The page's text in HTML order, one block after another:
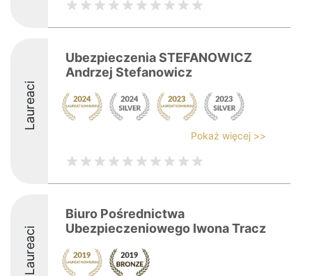
Laureaci
Ubezpieczenia STEFANOWICZ
Andrzej Stefanowicz
Pokaż więcej >>
Laureaci
Biuro Pośrednictwa
Ubezpieczeniowego Iwona Tracz